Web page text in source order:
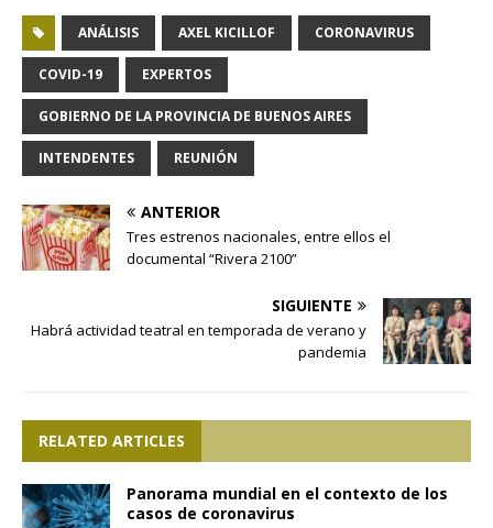
ANÁLISIS AXEL KICILLOF CORONAVIRUS
COVID-19 EXPERTOS
GOBIERNO DE LA PROVINCIA DE BUENOS AIRES
INTENDENTES REUNIÓN
ANTERIOR
Tres estrenos nacionales, entre ellos el
documental “Rivera 2100”
SIGUIENTE
Habrá actividad teatral en temporada de verano y
pandemia
RELATED ARTICLES
Panorama mundial en el contexto de los
casos de coronavirus